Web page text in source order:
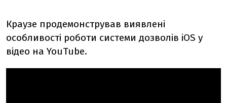
Краузе продемонстрував виявлені
особливості роботи системи дозволів iOS у
відео на YouTube.